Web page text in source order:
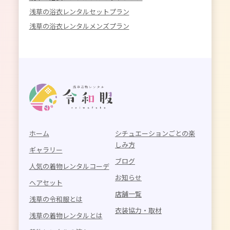
浅草の浴衣レンタルセットプラン
浅草の浴衣レンタルメンズプラン
ホーム
ギャラリー
人気の着物レンタルコーデ
ヘアセット
浅草の令和服とは
浅草の着物レンタルとは
シチュエーションごとの楽
しみ方
ブログ
お知らせ
店舗一覧
衣装協力・取材